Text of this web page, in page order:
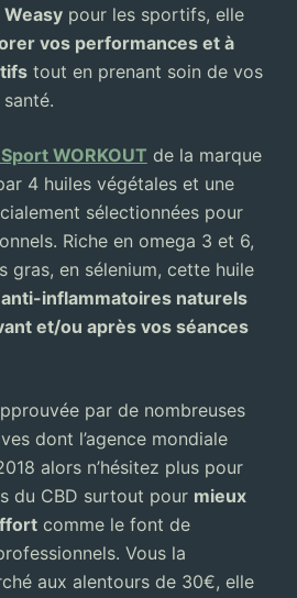
pour les sportifs, elle
vos performances et à
tout en prenant soin de vos
WORKOUT de la marque
4 huiles végétales et une
sélectionnées pour
Riche en omega 3 et 6,
gras, en sélenium, cette huile
inflammatoires naturels
et/ou après vos séances
par de nombreuses
dont l’agence mondiale
alors n’hésitez plus pour
du CBD surtout pour mieux
comme le font de
Vous la
aux alentours de 30€, elle